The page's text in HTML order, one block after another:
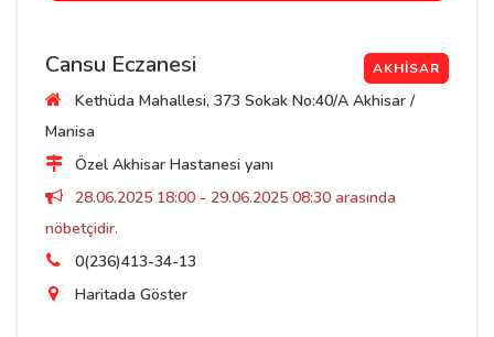
Cansu Eczanesi AKHISAR
Kethüda Mahallesi, 373 Sokak No:40/A Akhisar /
Manisa
Özel Akhisar Hastanesi yanı
28.06.2025 18:00 - 29.06.2025 08:30 arasında
nöbetçidir.
0(236)413-34-13
Haritada Göster